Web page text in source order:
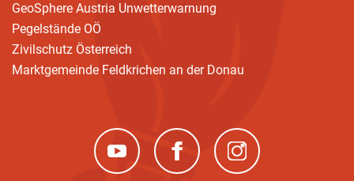
GeoSphere Austria Unwetterwarnung
Pegelstände OÖ
Zivilschutz Österreich
Marktgemeinde Feldkrichen an der Donau
(neues Fenster)(neues Fenster)(neues Fenster)